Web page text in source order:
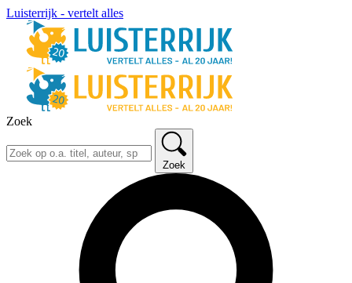
Luisterrijk - vertelt alles
Zoek
Zoek